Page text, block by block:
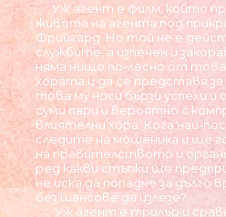
Уж агент е филм, който
живота на агента под
Фрийгард. Но той не е
службите, а изпечен и
няма нищо по-лесно от това
хората и да се представя
това му носи бързи успехи и
суми пари и вероятно с
влиятелни хора. Кога най-
следите на мошеника и ще
на правителството и
ред какви стъпки ще
не иска да попадне за
без шансове да излезе?
Уж агент е трилър и